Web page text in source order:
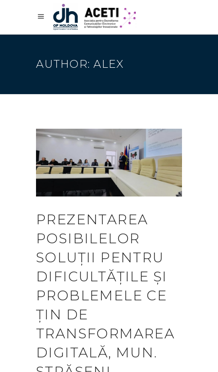
AUTHOR: ALEX
PREZENTAREA
POSIBILELOR
SOLUȚII PENTRU
DIFICULTĂȚILE ȘI
PROBLEMELE CE
ȚIN DE
TRANSFORMAREA
DIGITALĂ, MUN.